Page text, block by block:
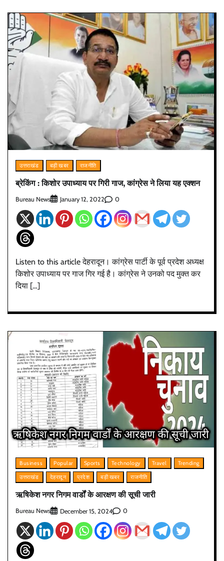
उत्तराखंड बड़ी खबर राजनीति
ब्रेकिंग : किशोर उपाध्याय पर गिरी गाज, कांग्रेस ने लिया यह एक्शन
Bureau News January 12, 2022 0
Listen to this article देहरादून। कांग्रेस पार्टी के पूर्व प्रदेश अध्यक्ष
किशोर उपाध्याय पर गाज गिर गई है। कांग्रेस ने उनको पद मुक्त कर
दिया […]
Business Popular Sports Technology Travel
Trending
उत्तराखंड
देहरादून प्रदेश बड़ी खबर राजनीति
ऋषिकेश नगर निगम वार्डों के आरक्षण की सूची जारी
Bureau News December 15, 2024 0